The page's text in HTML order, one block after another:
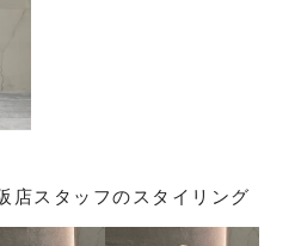
店スタッフのスタイリング